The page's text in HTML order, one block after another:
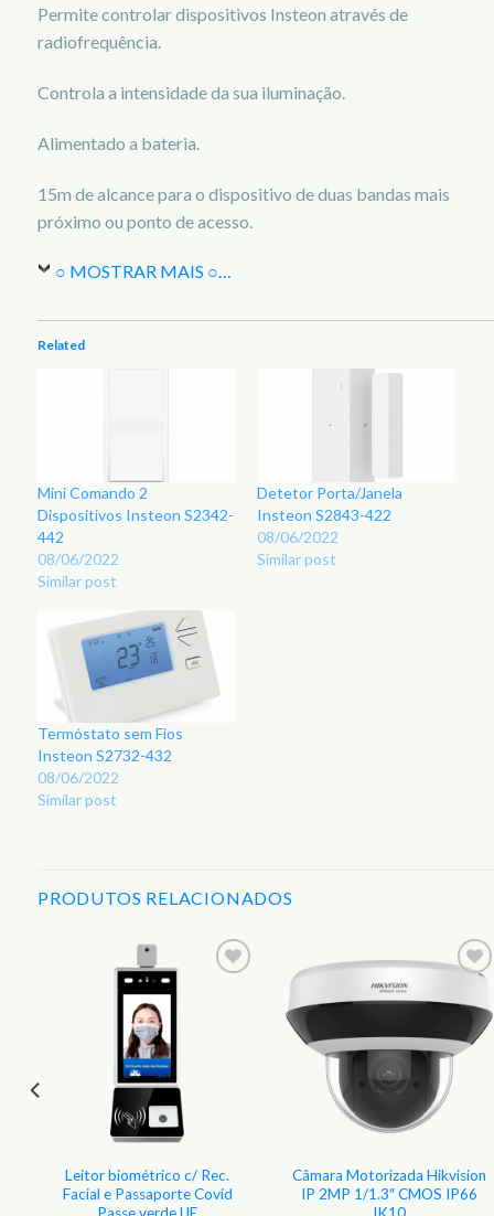
Permite controlar dispositivos Insteon através de
radiofrequência.
Controla a intensidade da sua iluminação.
Alimentado a bateria.
15m de alcance para o dispositivo de duas bandas mais
próximo ou ponto de acesso.
○ MOSTRAR MAIS ○…
Related
Mini Comando 2
Dispositivos Insteon S2342-
442
08/06/2022
Similar post
Detetor Porta/Janela
Insteon S2843-422
08/06/2022
Similar post
Termóstato sem Fios
Insteon S2732-432
08/06/2022
Similar post
PRODUTOS RELACIONADOS
Leitor biométrico c/ Rec.
Facial e Passaporte Covid
aos
Câmara Motorizada Hikvision
IP 2MP 1/1.3″ CMOS IP66